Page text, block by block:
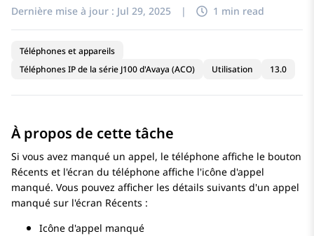
Dernière mise à jour : Jul 29, 2025 | 1 min read
Téléphones et appareils
Téléphones IP de la série J100 d'Avaya (ACO)
Utilisation 13.0
À propos de cette tâche
Si vous avez manqué un appel, le téléphone affiche le bouton
Récents et l'écran du téléphone affiche l'icône d'appel
manqué. Vous pouvez afficher les détails suivants d'un appel
manqué sur l'écran Récents :
Icône d'appel manqué